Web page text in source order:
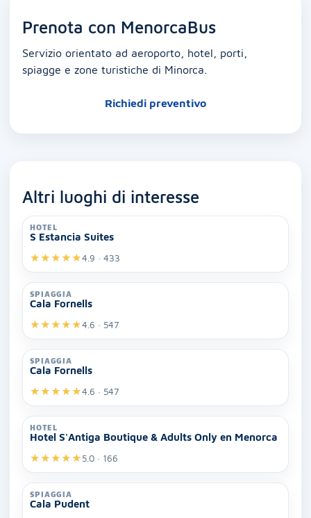
Prenota con MenorcaBus
Servizio orientato ad aeroporto, hotel, porti,
spiagge e zone turistiche di Minorca.
Richiedi preventivo
Altri luoghi di interesse
HOTEL
S Estancia Suites
★★★★★4.9 · 433
SPIAGGIA
Cala Fornells
★★★★★4.6 · 547
SPIAGGIA
Cala Fornells
★★★★★4.6 · 547
HOTEL
Hotel S'Antiga Boutique & Adults Only en Menorca
★★★★★5.0 · 166
SPIAGGIA
Cala Pudent